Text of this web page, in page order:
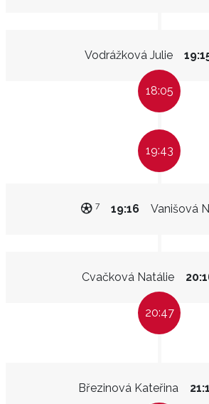
Vodrážková Julie
18:05
19:43
Vanišová
19:16
7
Cvačková Natálie
20:47
Březinová Kateřina